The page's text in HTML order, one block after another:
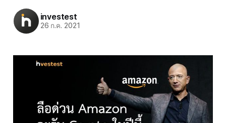
investest
26 ก.ค. 2021